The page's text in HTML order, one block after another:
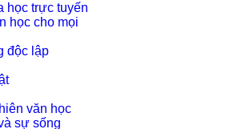
học trực tuyến
học cho mọi
độc lập
văn học
sự sống